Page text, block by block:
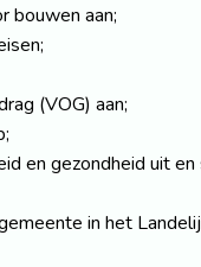
bouwen aan;
(VOG) aan;
en gezondheid uit
in het